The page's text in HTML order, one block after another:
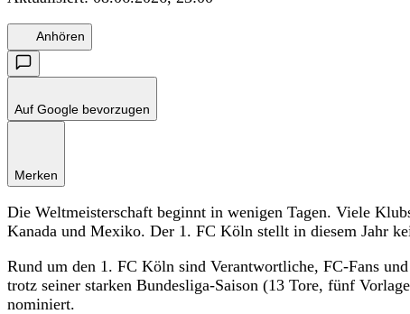
Anhören
Auf Google bevorzugen
Merken
Die Weltmeisterschaft beginnt in wenigen Tagen. Viele
Kanada und Mexiko. Der 1. FC Köln stellt in diesem Jahr
Rund um den 1. FC Köln sind Verantwortliche, FC-Fans
trotz seiner starken Bundesliga-Saison (13 Tore, fünf
nominiert.